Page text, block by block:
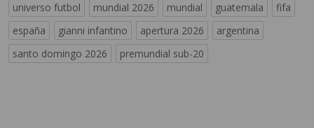
universo futbol mundial 2026 mundial guatemala
fifa
españa
gianni infantino apertura 2026
argentina
santo domingo 2026
premundial sub-20